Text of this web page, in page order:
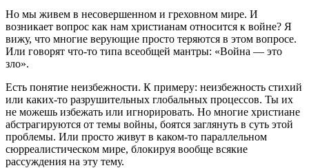
Но мы живем в несовершенном и греховном мире. И
возникает вопрос как нам христианам относится к войне? Я
вижу, что многие верующие просто теряются в этом вопросе.
Или говорят что-то типа всеобщей мантры: «Война — это
зло».
Есть понятие неизбежности. К примеру: неизбежность стихий
или каких-то разрушительных глобальных процессов. Ты их
не можешь избежать или игнорировать. Но многие христиане
абстрагируются от темы войны, боятся заглянуть в суть этой
проблемы. Или просто живут в каком-то параллельном
сюрреалистическом мире, блокируя вообще всякие
рассуждения на эту тему.